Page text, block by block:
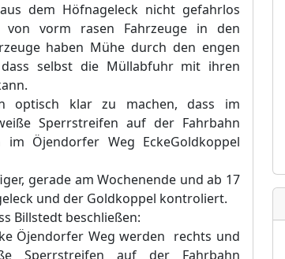
dem Höfnageleck nicht gefahrlos
vorm rasen Fahrzeuge in den
haben Mühe durch den engen
selbst die Müllabfuhr mit ihren
optisch klar zu machen, dass im
Sperrstreifen auf der Fahrbahn
Öjendorfer Weg EckeGoldkoppel
gerade am Wochenende und ab 17
und der Goldkoppel kontroliert.
Billstedt beschließen:
Öjendorfer Weg werden rechts und
Sperrstreifen auf der Fahrbahn